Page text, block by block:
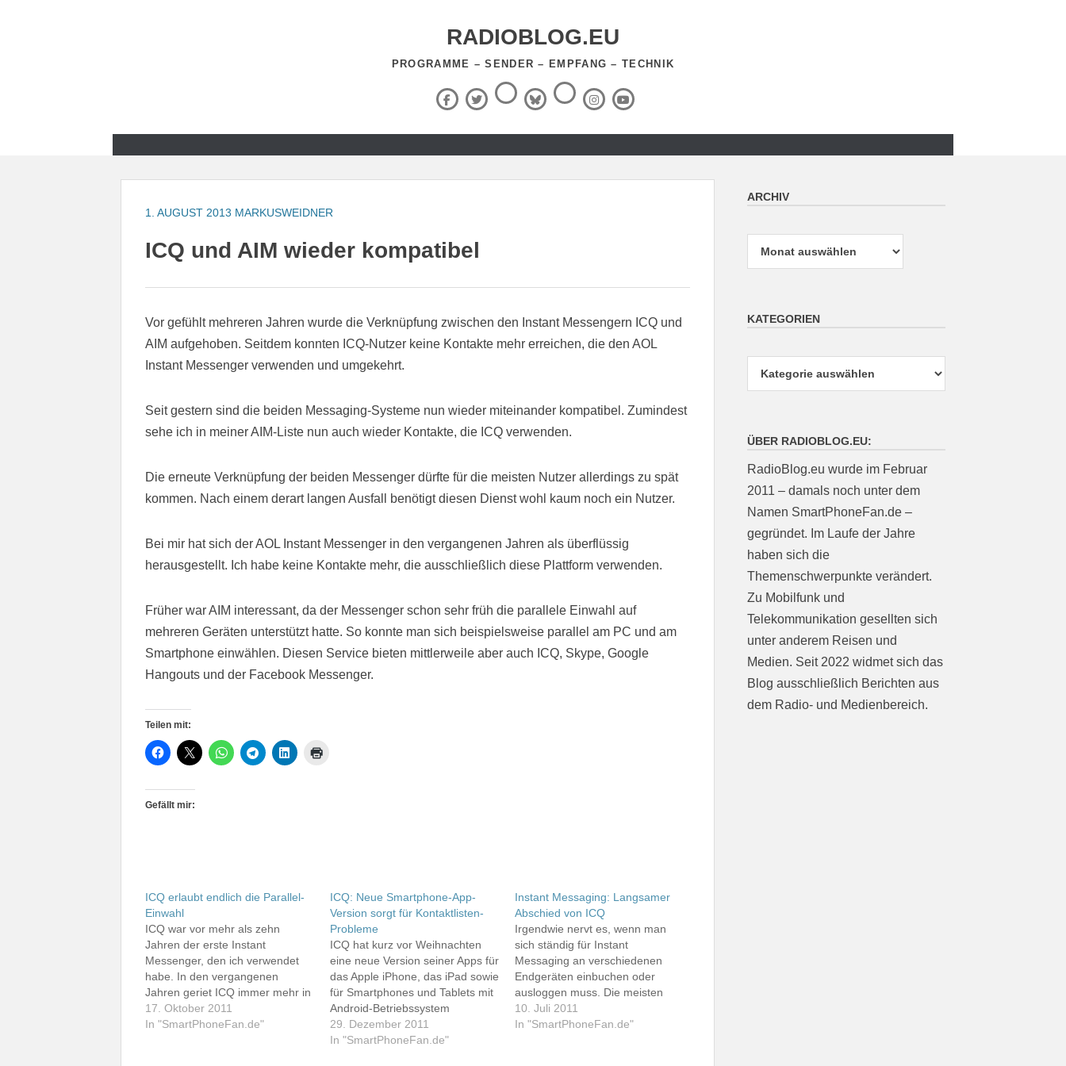
RADIOBLOG.EU
PROGRAMME – SENDER – EMPFANG – TECHNIK
Facebook
X
(Twitter)
ThreadsBlueSky
RSS-
Feed InstagramYouTube
1. AUGUST 2013 MARKUSWEIDNER
ICQ und AIM wieder kompatibel
Vor gefühlt mehreren Jahren wurde die Verknüpfung zwischen den Instant Messengern ICQ und
AIM aufgehoben. Seitdem konnten ICQ-Nutzer keine Kontakte mehr erreichen, die den AOL
Instant Messenger verwenden und umgekehrt.
Seit gestern sind die beiden Messaging-Systeme nun wieder miteinander kompatibel. Zumindest
sehe ich in meiner AIM-Liste nun auch wieder Kontakte, die ICQ verwenden.
Die erneute Verknüpfung der beiden Messenger dürfte für die meisten Nutzer allerdings zu spät
kommen. Nach einem derart langen Ausfall benötigt diesen Dienst wohl kaum noch ein Nutzer.
Bei mir hat sich der AOL Instant Messenger in den vergangenen Jahren als überflüssig
herausgestellt. Ich habe keine Kontakte mehr, die ausschließlich diese Plattform verwenden.
Früher war AIM interessant, da der Messenger schon sehr früh die parallele Einwahl auf
mehreren Geräten unterstützt hatte. So konnte man sich beispielsweise parallel am PC und am
Smartphone einwählen. Diesen Service bieten mittlerweile aber auch ICQ, Skype, Google
Hangouts und der Facebook Messenger.
Teilen mit:
Gefällt mir:
ICQ erlaubt endlich die Parallel-
Einwahl
ICQ war vor mehr als zehn
Jahren der erste Instant
Messenger, den ich verwendet
habe. In den vergangenen
Jahren geriet ICQ immer mehr in
den Hintergrund. Als
Smartphone-Nutzer hat es mich
17. Oktober 2011
In "SmartPhoneFan.de"
ICQ: Neue Smartphone-App-
Version sorgt für Kontaktlisten-
Probleme
ICQ hat kurz vor Weihnachten
eine neue Version seiner Apps für
das Apple iPhone, das iPad sowie
für Smartphones und Tablets mit
Android-Betriebssystem
veröffentlicht. Damit sollen die
Nutzer per SMS auch mit ihren
29. Dezember 2011
In "SmartPhoneFan.de"
Instant Messaging: Langsamer
Abschied von ICQ
Irgendwie nervt es, wenn man
sich ständig für Instant
Messaging an verschiedenen
Endgeräten einbuchen oder
ausloggen muss. Die meisten
Messenger-Anbieter haben
inzwischen reagiert und
10. Juli 2011
In "SmartPhoneFan.de"
ARCHIV
KATEGORIEN
ÜBER RADIOBLOG.EU:
RadioBlog.eu wurde im Februar
2011 – damals noch unter dem
Namen SmartPhoneFan.de –
gegründet. Im Laufe der Jahre
haben sich die
Themenschwerpunkte verändert.
Zu Mobilfunk und
Telekommunikation gesellten sich
unter anderem Reisen und
Medien. Seit 2022 widmet sich das
Blog ausschließlich Berichten aus
dem Radio- und Medienbereich.